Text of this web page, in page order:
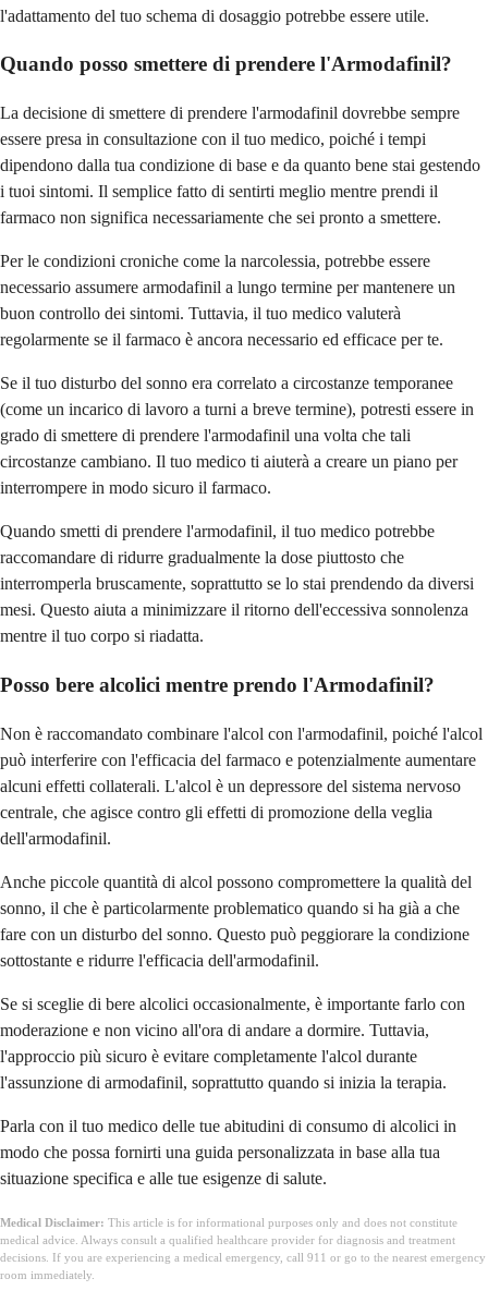
l'adattamento del tuo schema di dosaggio potrebbe essere utile.
Quando posso smettere di prendere l'Armodafinil?
La decisione di smettere di prendere l'armodafinil dovrebbe sempre
essere presa in consultazione con il tuo medico, poiché i tempi
dipendono dalla tua condizione di base e da quanto bene stai gestendo
i tuoi sintomi. Il semplice fatto di sentirti meglio mentre prendi il
farmaco non significa necessariamente che sei pronto a smettere.
Per le condizioni croniche come la narcolessia, potrebbe essere
necessario assumere armodafinil a lungo termine per mantenere un
buon controllo dei sintomi. Tuttavia, il tuo medico valuterà
regolarmente se il farmaco è ancora necessario ed efficace per te.
Se il tuo disturbo del sonno era correlato a circostanze temporanee
(come un incarico di lavoro a turni a breve termine), potresti essere in
grado di smettere di prendere l'armodafinil una volta che tali
circostanze cambiano. Il tuo medico ti aiuterà a creare un piano per
interrompere in modo sicuro il farmaco.
Quando smetti di prendere l'armodafinil, il tuo medico potrebbe
raccomandare di ridurre gradualmente la dose piuttosto che
interromperla bruscamente, soprattutto se lo stai prendendo da diversi
mesi. Questo aiuta a minimizzare il ritorno dell'eccessiva sonnolenza
mentre il tuo corpo si riadatta.
Posso bere alcolici mentre prendo l'Armodafinil?
Non è raccomandato combinare l'alcol con l'armodafinil, poiché l'alcol
può interferire con l'efficacia del farmaco e potenzialmente aumentare
alcuni effetti collaterali. L'alcol è un depressore del sistema nervoso
centrale, che agisce contro gli effetti di promozione della veglia
dell'armodafinil.
Anche piccole quantità di alcol possono compromettere la qualità del
sonno, il che è particolarmente problematico quando si ha già a che
fare con un disturbo del sonno. Questo può peggiorare la condizione
sottostante e ridurre l'efficacia dell'armodafinil.
Se si sceglie di bere alcolici occasionalmente, è importante farlo con
moderazione e non vicino all'ora di andare a dormire. Tuttavia,
l'approccio più sicuro è evitare completamente l'alcol durante
l'assunzione di armodafinil, soprattutto quando si inizia la terapia.
Parla con il tuo medico delle tue abitudini di consumo di alcolici in
modo che possa fornirti una guida personalizzata in base alla tua
situazione specifica e alle tue esigenze di salute.
Medical Disclaimer: This article is for informational purposes only and does not constitute
medical advice. Always consult a qualified healthcare provider for diagnosis and treatment
decisions. If you are experiencing a medical emergency, call 911 or go to the nearest emergency
room immediately.